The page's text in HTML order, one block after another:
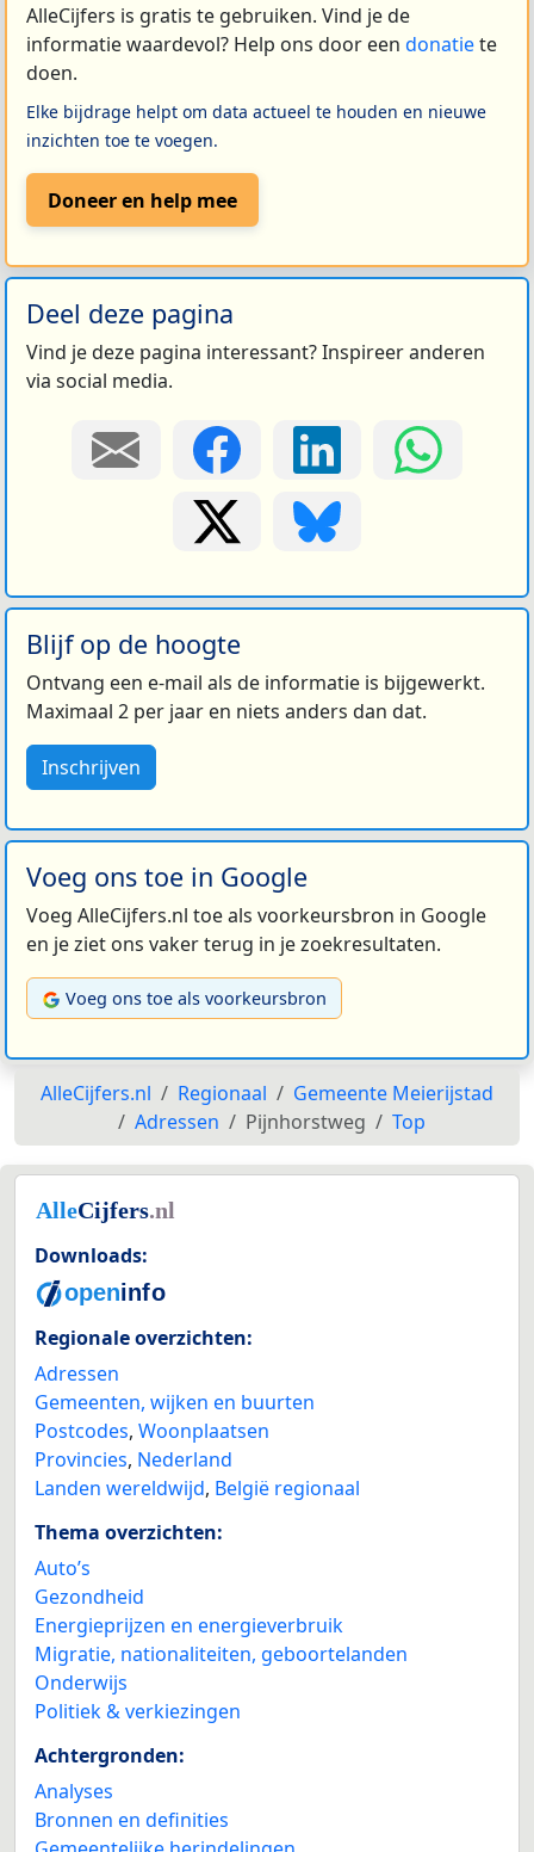
AlleCijfers is gratis te gebruiken. Vind je de
informatie waardevol? Help ons door een donatiete
doen.
Elke bijdrage helpt om data actueel te houden en nieuwe
inzichten toe te voegen.
Doneer en help mee
Deel deze pagina
Vind je deze pagina interessant? Inspireer anderen
via social media.
Blijf op de hoogte
Ontvang een e-mail als de informatie is bijgewerkt.
Maximaal 2 per jaar en niets anders dan dat.
Inschrijven
Voeg ons toe in Google
Voeg AlleCijfers.nl toe als voorkeursbron in Google
en je ziet ons vaker terug in je zoekresultaten.
Voeg ons toe als voorkeursbron
AlleCijfers.nl Regionaal
Gemeente Meierijstad
Adressen
Pijnhorstweg Top
Downloads:
Regionale overzichten:
Adressen
Gemeenten, wijken en buurten
Postcodes, Woonplaatsen
Provincies, Nederland
Landen wereldwijd, België regionaal
Thema overzichten:
Auto’s
Gezondheid
Energieprijzen en energieverbruik
Migratie, nationaliteiten, geboortelanden
Onderwijs
Politiek & verkiezingen
Achtergronden:
Analyses
Bronnen en definities